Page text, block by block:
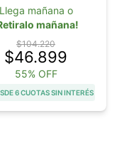
Llega mañana o
mañana!
$104.220
$46.899
55% OFF
6 CUOTAS SIN INTERÉS